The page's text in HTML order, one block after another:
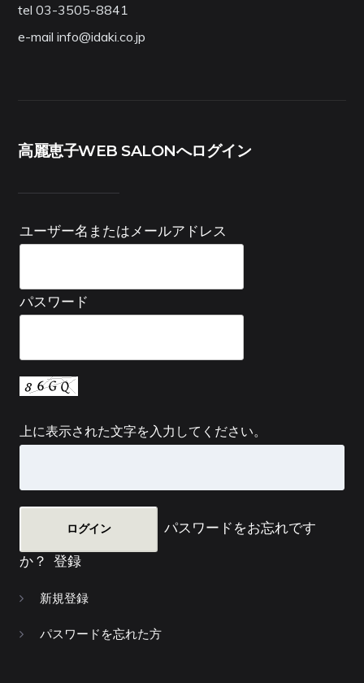
tel 03-3505-8841
e-mail info@idaki.co.jp
高麗恵子WEB SALONへログイン
ユーザー名またはメールアドレス
パスワード
上に表示された文字を入力してください。
パスワードをお忘れです
か？ 登録
新規登録
パスワードを忘れた方